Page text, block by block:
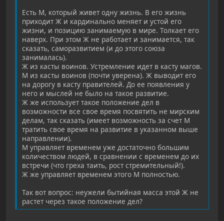
Есть М, который живет одну жизнь. В его жизнь
приходит Ж и кардинально меняет и устой его
жизни, и позицию занимаемую в мире. Толкает его
наверх. При этом Ж не работает и занимается, так
сказать, саморазвитием (и до этого союза
занималась).
Ж из касты воинов. Устремление идет в касту магов.
М из касты воинов (почти уверена). Ж выводит его
на дорогу в касту правителей. До ее появления у
него и мыслей не было на такое развитие.
Ж же использует такое положение дел в
возможности все свое время посвятить не мирским
делам, так сказать (имеет возможность за счет М
тратить свое время на развитие в указанном выше
направлении).
М управляет временем уже достаточно большим
количеством людей, в сравнении с временем до их
встречи (что греха таить, рост стремительный!).
Ж же управляет временем этого М полностью.
Так вот вопрос: неужели бытийная масса этой Ж не
растет через такое положение дел?